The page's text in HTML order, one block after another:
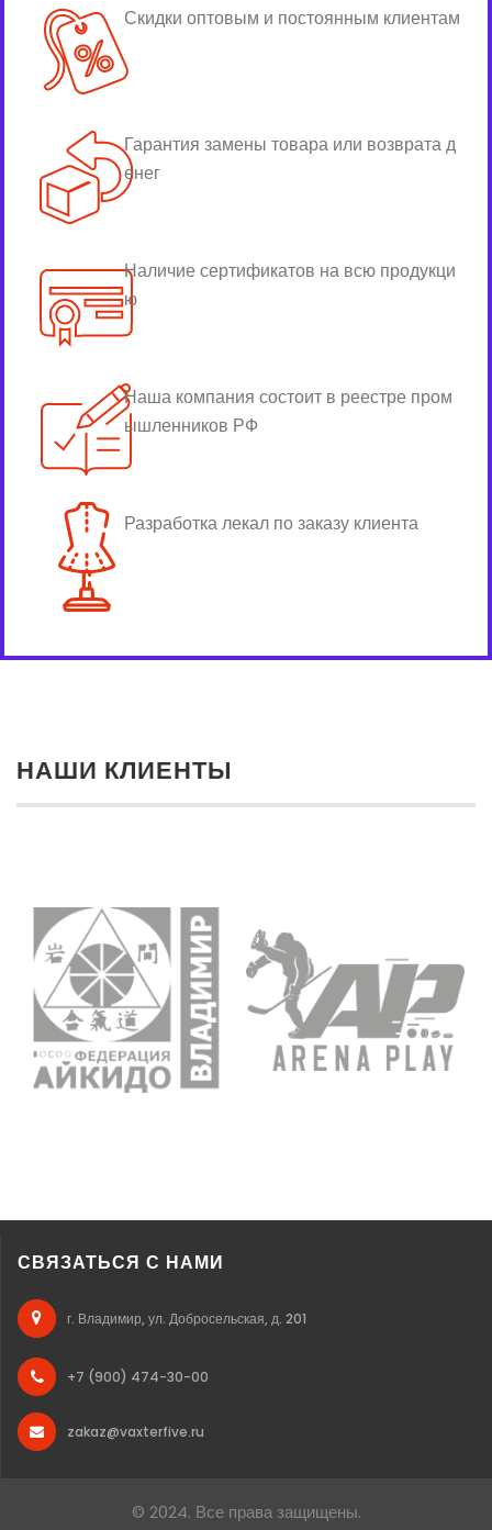
Скидки оптовым и постоянным клиентам
Гарантия замены товара или возврата д
енег
Наличие сертификатов на всю продукци
ю
Наша компания состоит в реестре пром
ышленников РФ
Разработка лекал по заказу клиента
НАШИ КЛИЕНТЫ
СВЯЗАТЬСЯ С НАМИ
г. Владимир, ул. Добросельская, д. 201
+7 (900) 474-30-00
zakaz@vaxterfive.ru
© 2024. Все права защищены.